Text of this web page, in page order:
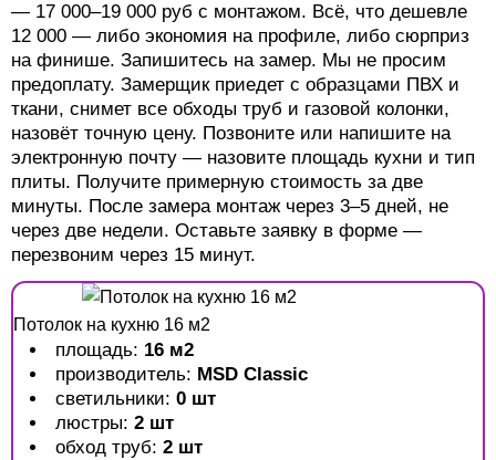
— 17 000–19 000 руб с монтажом. Всё, что дешевле
12 000 — либо экономия на профиле, либо сюрприз
на финише. Запишитесь на замер. Мы не просим
предоплату. Замерщик приедет с образцами ПВХ и
ткани, снимет все обходы труб и газовой колонки,
назовёт точную цену. Позвоните или напишите на
электронную почту — назовите площадь кухни и тип
плиты. Получите примерную стоимость за две
минуты. После замера монтаж через 3–5 дней, не
через две недели. Оставьте заявку в форме —
перезвоним через 15 минут.
Потолок на кухню 16 м2
площадь: 16 м2
производитель: MSD Classic
светильники: 0 шт
люстры: 2 шт
обход труб: 2 шт